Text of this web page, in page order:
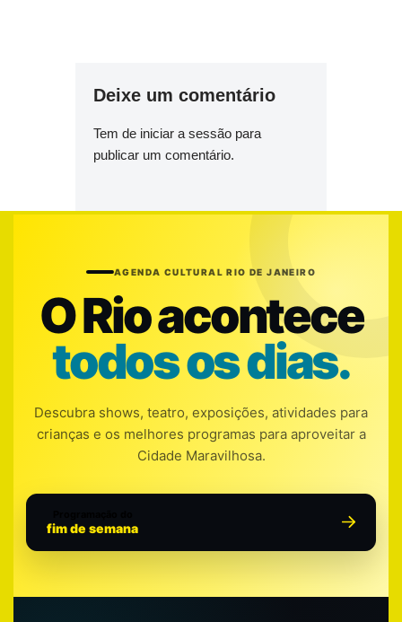
Deixe um comentário
Tem de iniciar a sessão para
publicar um comentário.
AGENDA CULTURAL RIO DE JANEIRO
O Rio acontece
todos os dias.
Descubra shows, teatro, exposições, atividades para
crianças e os melhores programas para aproveitar a
Cidade Maravilhosa.
fim de semana